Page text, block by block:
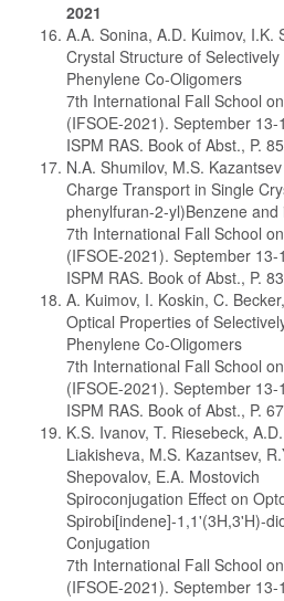
2021
A.A. Sonina, A.D. Kuimov, I.K.
Crystal Structure of
Phenylene Co-Oligomers
7th International Fall School
(IFSOE-2021). September
ISPM RAS. Book of Abst., P. 85
N.A. Shumilov, M.S. Kazantsev
Charge Transport in Single
phenylfuran-2-yl)Benzene
7th International Fall School
(IFSOE-2021). September
ISPM RAS. Book of Abst., P. 83
A. Kuimov, I. Koskin, C.
Optical Properties of
Phenylene Co-Oligomers
7th International Fall School
(IFSOE-2021). September
ISPM RAS. Book of Abst., P. 67
K.S. Ivanov, T. Riesebeck,
Liakisheva, M.S. Kazantsev,
Shepovalov, E.A. Mostovich
Spiroconjugation Effect on
Spirobi[indene]-1,1'(3H,3'H)-
Conjugation
7th International Fall School
(IFSOE-2021). September